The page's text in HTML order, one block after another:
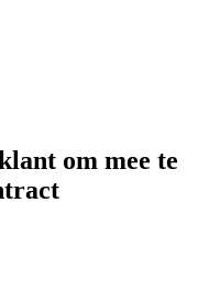
om mee te